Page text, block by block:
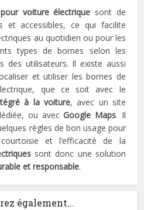
voiture électrique sont de
et accessibles, ce qui facilite
au quotidien ou pour les
types de bornes selon les
des utilisateurs. Il existe aussi
et utiliser les bornes de
que ce soit avec le
à la voiture, avec un site
ou avecGoogle Maps. Il
règles de bon usage pour
et l’efficacité de la
sont donc une solution
et responsable.
également...